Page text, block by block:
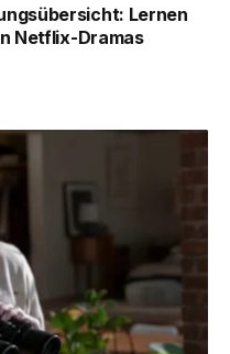
Lernen
Netflix-Dramas